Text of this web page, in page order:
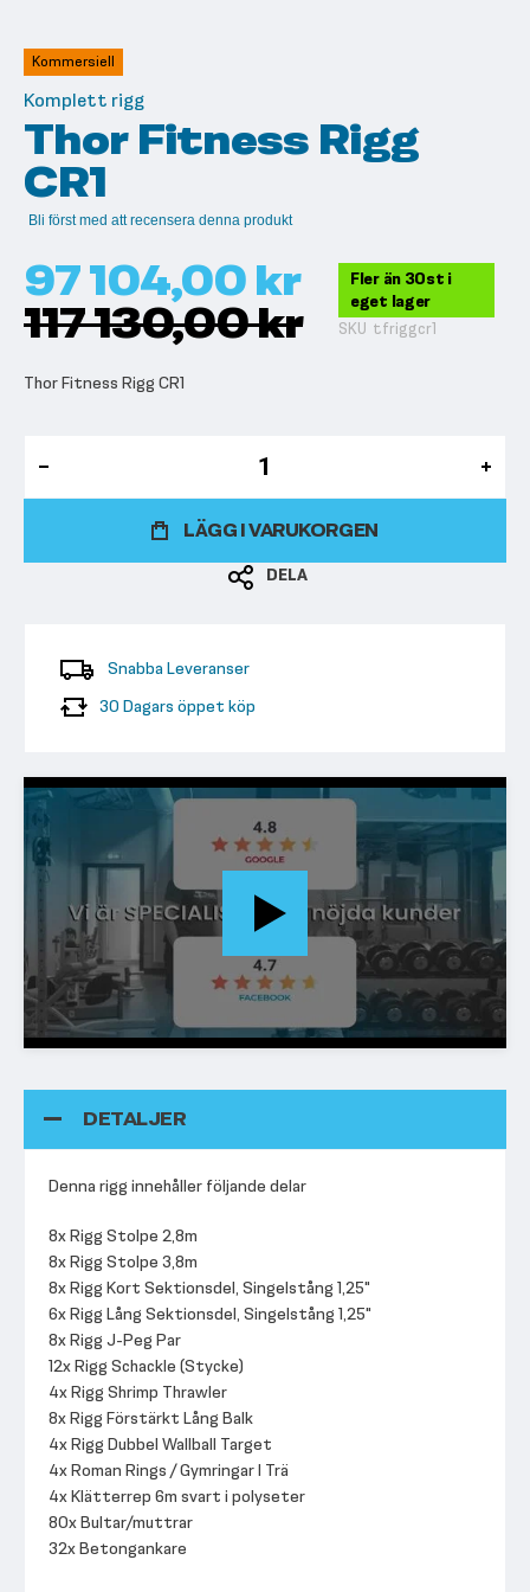
av
bildgalleriet
Kommersiell
Komplett rigg
Thor Fitness Rigg
CR1
Bli först med att recensera denna produkt
97 104,00 kr
117 130,00 kr
Fler än 30st i
eget lager
SKU tfriggcr1
Thor Fitness Rigg CR1
LÄGG I VARUKORGEN
DELA
Snabba Leveranser
30 Dagars öppet köp
DETALJER
Denna rigg innehåller följande delar
8x Rigg Stolpe 2,8m
8x Rigg Stolpe 3,8m
8x Rigg Kort Sektionsdel, Singelstång 1,25"
6x Rigg Lång Sektionsdel, Singelstång 1,25"
8x Rigg J-Peg Par
12x Rigg Schackle (Stycke)
4x Rigg Shrimp Thrawler
8x Rigg Förstärkt Lång Balk
4x Rigg Dubbel Wallball Target
4x Roman Rings / Gymringar I Trä
4x Klätterrep 6m svart i polyseter
80x Bultar/muttrar
32x Betongankare